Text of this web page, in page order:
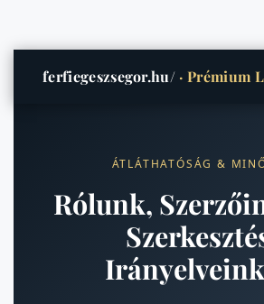
ferfiegeszsegor.hu/ · Prémium
ÁTLÁTHATÓSÁG &
Rólunk,